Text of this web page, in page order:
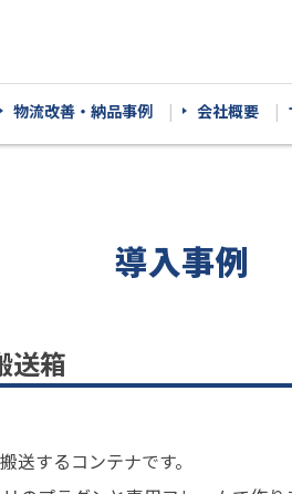
物流改善・納品事例 会社概要
導入事例
送箱
送するコンテナです。